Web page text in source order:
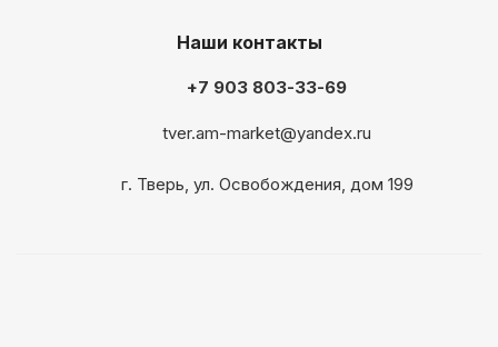
Наши контакты
+7 903 803-33-69
tver.am-market@yandex.ru
г. Тверь, ул. Освобождения, дом 199